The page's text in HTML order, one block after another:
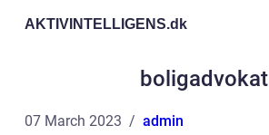
AKTIVINTELLIGENS.dk
boligadvokat
07 March 2023 admin